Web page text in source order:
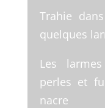
Trahie
quelques
Les
perles et
nacre